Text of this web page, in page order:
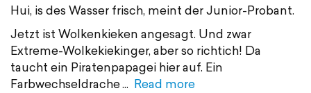
Hui, is des Wasser frisch, meint der Junior-Probant.
Jetzt ist Wolkenkieken angesagt. Und zwar
Extreme-Wolkekiekinger, aber so richtich! Da
taucht ein Piratenpapagei hier auf. Ein
Farbwechseldrache
Read more